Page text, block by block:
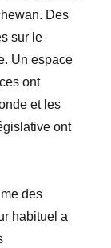
Des
sur le
Un espace
ont
et les
ont
des
habituel a